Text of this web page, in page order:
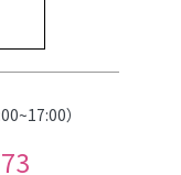
）